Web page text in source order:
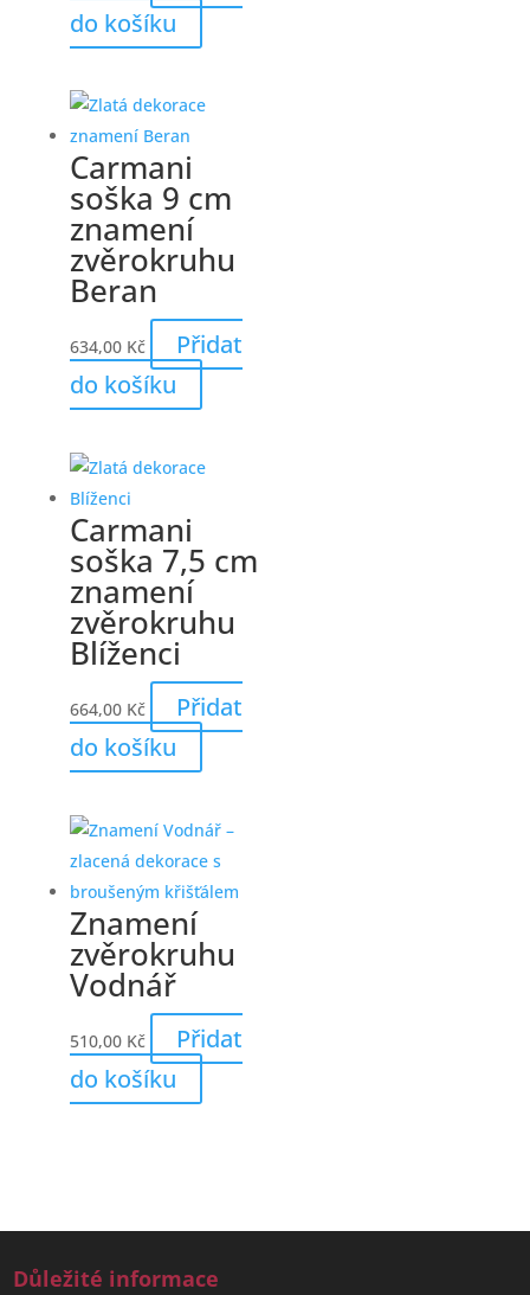
do košíku
Carmani
soška 9 cm
znamení
zvěrokruhu
Beran
634,00 Kč
Přidat
do košíku
Carmani
soška 7,5 cm
znamení
zvěrokruhu
Blíženci
664,00 Kč
Přidat
do košíku
Znamení
zvěrokruhu
Vodnář
510,00 Kč
Přidat
do košíku
Důležité informace